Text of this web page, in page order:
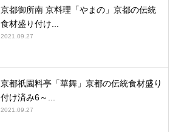
京都御所南 京料理「やまの」京都の伝統
食材盛り付け...
2021.09.27
京都祇園料亭「華舞」京都の伝統食材盛り
付け済み6～...
2021.09.27